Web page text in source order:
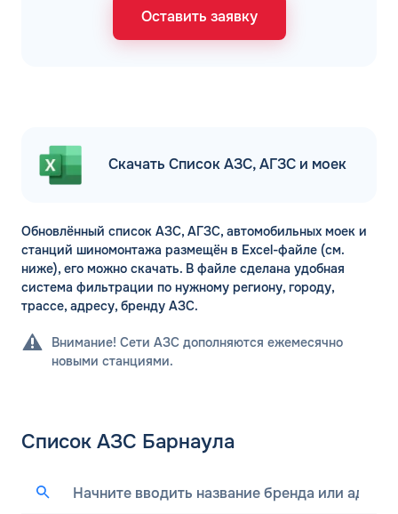
Оставить заявку
Скачать Список АЗС, АГЗС и моек
Обновлённый список АЗС, АГЗС, автомобильных моек и
станций шиномонтажа размещён в Excel-файле (см.
ниже), его можно скачать. В файле сделана удобная
система фильтрации по нужному региону, городу,
трассе, адресу, бренду АЗС.
Внимание! Сети АЗС дополняются ежемесячно
новыми станциями.
Список АЗС Барнаула